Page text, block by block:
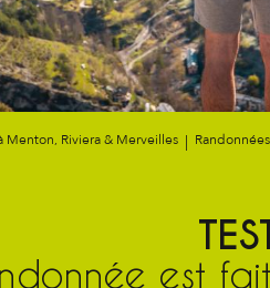
Menton, Riviera & Merveilles Randonnées
est